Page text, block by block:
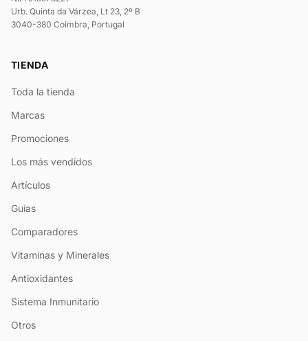
Urb. Quinta da Várzea, Lt 23, 2º B
3040-380 Coimbra, Portugal
TIENDA
Toda la tienda
Marcas
Promociones
Los más vendidos
Artículos
Guías
Comparadores
Vitaminas y Minerales
Antioxidantes
Sistema Inmunitario
Otros